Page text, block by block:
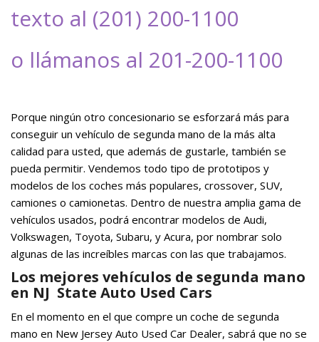
texto al (201) 200-1100
o llámanos al 201-200-1100
Porque ningún otro concesionario se esforzará más para
conseguir un vehículo de segunda mano de la más alta
calidad para usted, que además de gustarle, también se
pueda permitir. Vendemos todo tipo de prototipos y
modelos de los coches más populares, crossover, SUV,
camiones o camionetas. Dentro de nuestra amplia gama de
vehículos usados, podrá encontrar modelos de Audi,
Volkswagen, Toyota, Subaru, y Acura, por nombrar solo
algunas de las increíbles marcas con las que trabajamos.
Los mejores vehículos de segunda mano
en NJ State Auto Used Cars
En el momento en el que compre un coche de segunda
mano en New Jersey Auto Used Car Dealer, sabrá que no se